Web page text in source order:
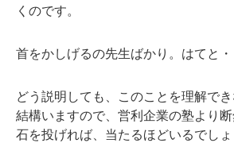
くのです。
首をかしげるの先生ばかり。はてと・
どう説明しても、このことを理解で
結構いますので、営利企業の塾より
石を投げれば、当たるほどいるでしょ